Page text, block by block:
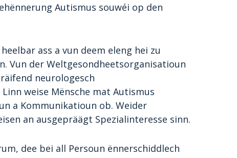
Autismus souwéi op den
ass a vun deem eleng hei zu
Vun der Weltgesondheetsorganisatioun
neurologesch
weise Mënsche mat Autismus
a Kommunikatioun ob. Weider
an ausgepräägt Spezialinteresse sinn.
dee bei all Persoun ënnerschiddlech